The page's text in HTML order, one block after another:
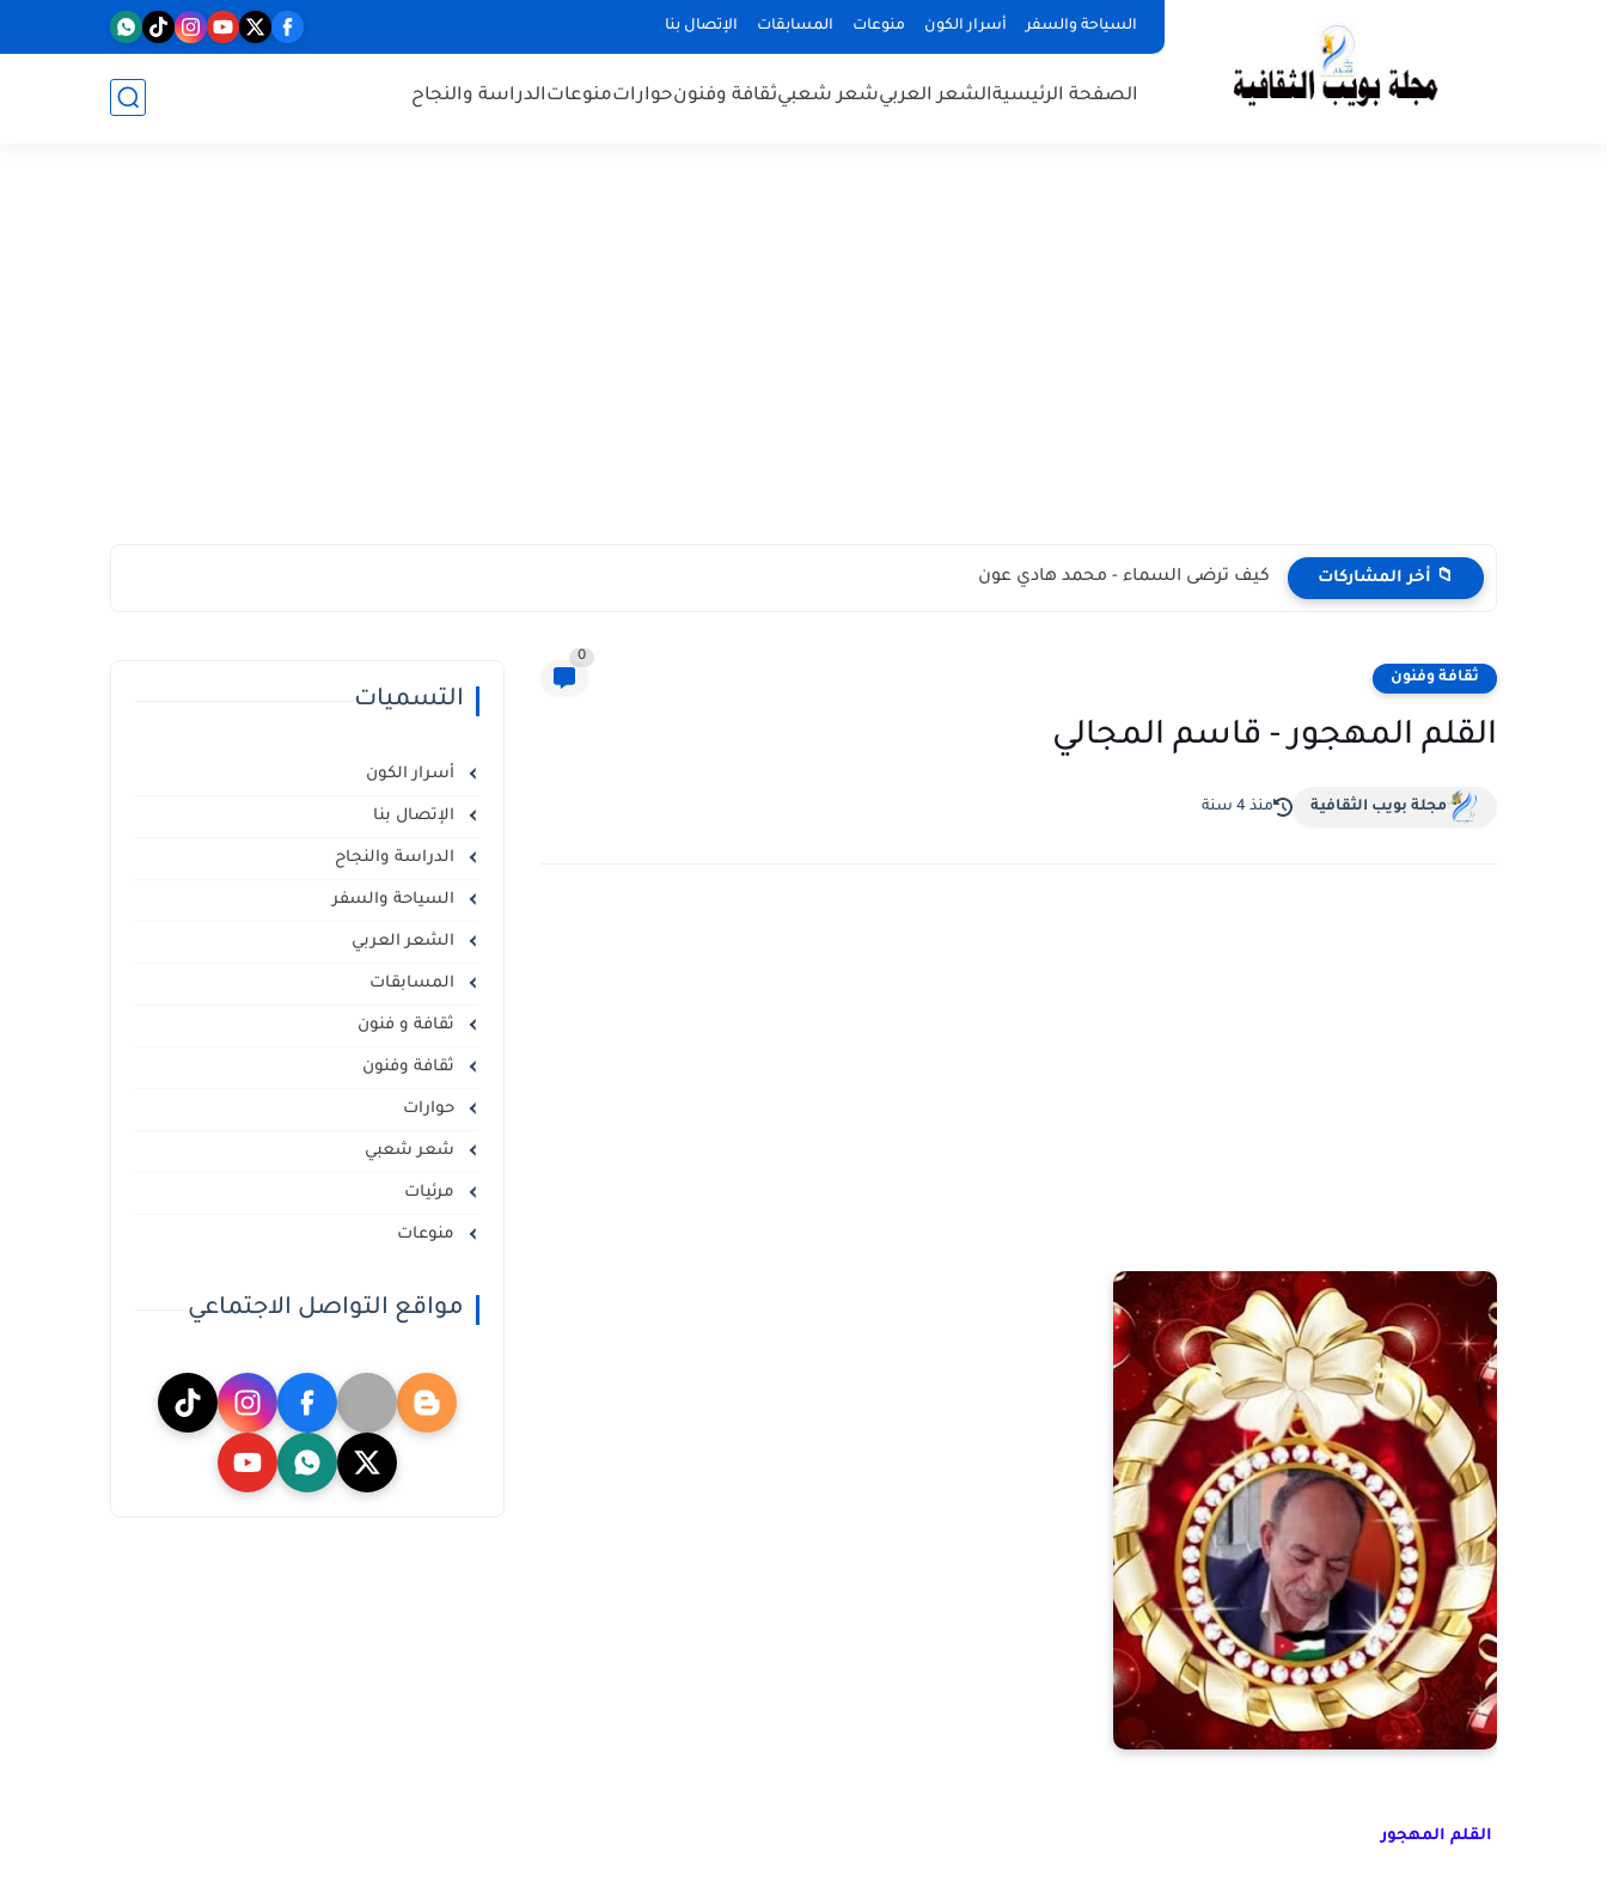
السياحة والسفر أسرار الكون منوعات المسابقات الإتصال بنا
الصفحة الرئيسيةالشعر العربيشعر شعبيثقافة وفنونحواراتمنوعاتالدراسة والنجاح
📁 أخر المشاركات كيف ترضى السماء - محمد هادي عون
ثقافة وفنون
0
القلم المهجور - قاسم المجالي
مجلة بويب الثقافية منذ 4 سنة
القلم المهجور
التسميات
أسرار الكون
الإتصال بنا
الدراسة والنجاح
السياحة والسفر
الشعر العربي
المسابقات
ثقافة و فنون
ثقافة وفنون
حوارات
شعر شعبي
مرئيات
منوعات
مواقع التواصل الاجتماعي